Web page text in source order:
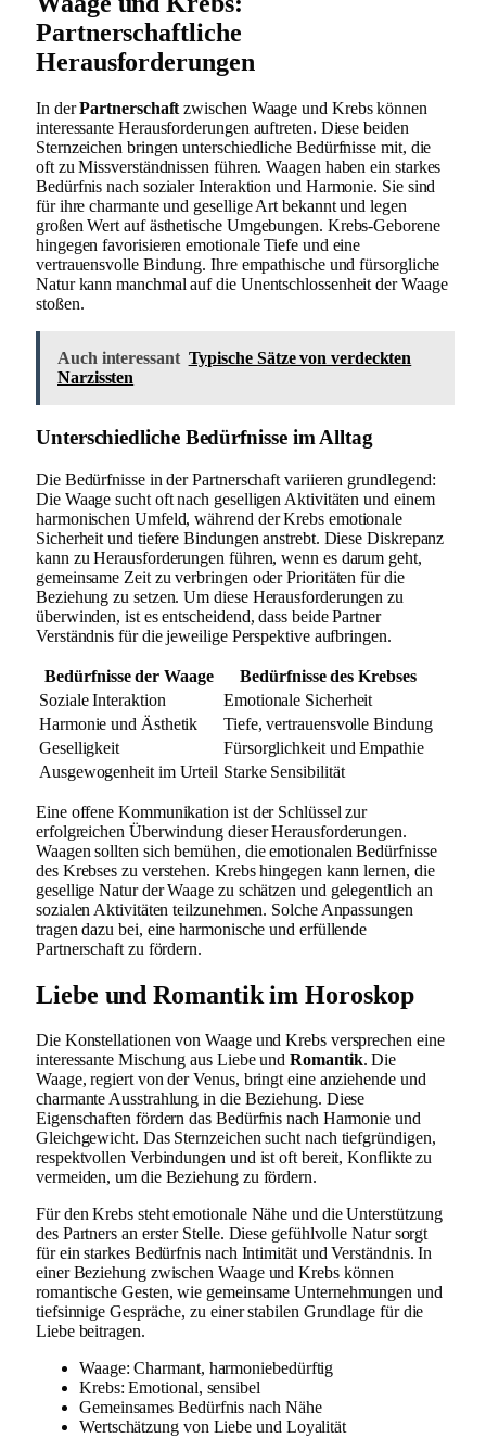
Partnerschaftliche
Herausforderungen
In derPartnerschaft zwischen Waage und Krebs können
interessante Herausforderungen auftreten. Diese beiden
Sternzeichen bringen unterschiedliche Bedürfnisse mit, die
oft zu Missverständnissen führen. Waagen haben ein starkes
Bedürfnis nach sozialer Interaktion und Harmonie. Sie sind
für ihre charmante und gesellige Art bekannt und legen
großen Wert auf ästhetische Umgebungen. Krebs-Geborene
hingegen favorisieren emotionale Tiefe und eine
vertrauensvolle Bindung. Ihre empathische und fürsorgliche
Natur kann manchmal auf die Unentschlossenheit der Waage
stoßen.
Auch interessant Typische Sätze von verdeckten
Narzissten
Unterschiedliche Bedürfnisse im Alltag
Die Bedürfnisse in der Partnerschaft variieren grundlegend:
Die Waage sucht oft nach geselligen Aktivitäten und einem
harmonischen Umfeld, während der Krebs emotionale
Sicherheit und tiefere Bindungen anstrebt. Diese Diskrepanz
kann zu Herausforderungen führen, wenn es darum geht,
gemeinsame Zeit zu verbringen oder Prioritäten für die
Beziehung zu setzen. Um diese Herausforderungen zu
überwinden, ist es entscheidend, dass beide Partner
Verständnis für die jeweilige Perspektive aufbringen.
Bedürfnisse der Waage
Bedürfnisse des Krebses
Soziale Interaktion
Emotionale Sicherheit
Harmonie und Ästhetik
Tiefe, vertrauensvolle Bindung
Geselligkeit
Fürsorglichkeit und Empathie
Ausgewogenheit im Urteil Starke Sensibilität
Eine offene Kommunikation ist der Schlüssel zur
erfolgreichen Überwindung dieser Herausforderungen.
Waagen sollten sich bemühen, die emotionalen Bedürfnisse
des Krebses zu verstehen. Krebs hingegen kann lernen, die
gesellige Natur der Waage zu schätzen und gelegentlich an
sozialen Aktivitäten teilzunehmen. Solche Anpassungen
tragen dazu bei, eine harmonische und erfüllende
Partnerschaft zu fördern.
Liebe und Romantik im Horoskop
Die Konstellationen von Waage und Krebs versprechen eine
interessante Mischung aus Liebe undRomantik. Die
Waage, regiert von der Venus, bringt eine anziehende und
charmante Ausstrahlung in die Beziehung. Diese
Eigenschaften fördern das Bedürfnis nach Harmonie und
Gleichgewicht. Das Sternzeichen sucht nach tiefgründigen,
respektvollen Verbindungen und ist oft bereit, Konflikte zu
vermeiden, um die Beziehung zu fördern.
Für den Krebs steht emotionale Nähe und die Unterstützung
des Partners an erster Stelle. Diese gefühlvolle Natur sorgt
für ein starkes Bedürfnis nach Intimität und Verständnis. In
einer Beziehung zwischen Waage und Krebs können
romantische Gesten, wie gemeinsame Unternehmungen und
tiefsinnige Gespräche, zu einer stabilen Grundlage für die
Liebe beitragen.
Waage: Charmant, harmoniebedürftig
Krebs: Emotional, sensibel
Gemeinsames Bedürfnis nach Nähe
Wertschätzung von Liebe und Loyalität